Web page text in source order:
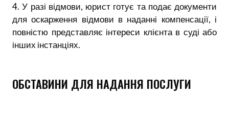
4. У разі відмови, юрист готує та подає документи
для оскарження відмови в наданні компенсації, і
повністю представляє інтереси клієнта в суді або
інших інстанціях.
ОБСТАВИНИ ДЛЯ НАДАННЯ ПОСЛУГИ